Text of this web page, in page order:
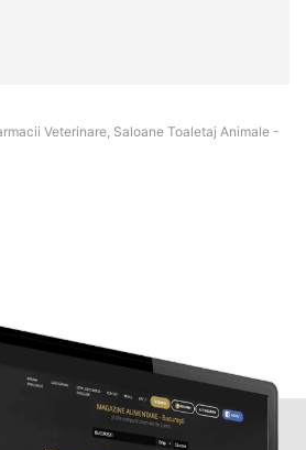
Veterinare, Saloane Toaletaj Animale -